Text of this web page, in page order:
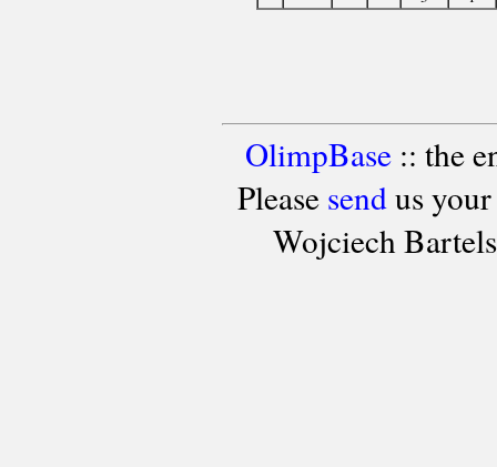
OlimpBase:: the
Please sendus your
Wojciech